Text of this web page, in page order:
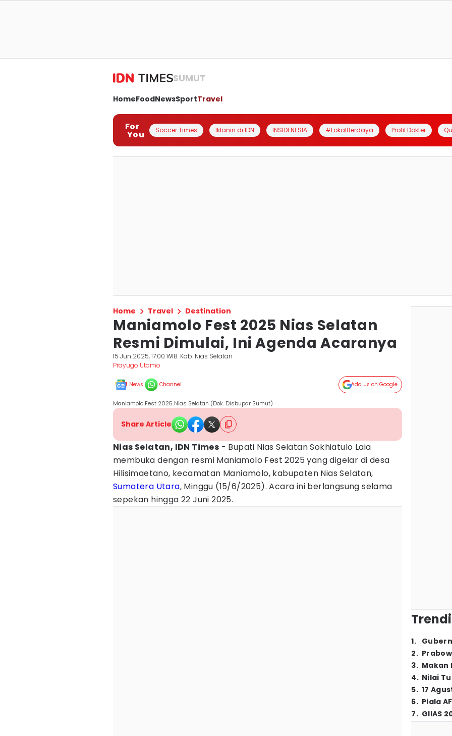
SUMUT
HomeFoodNewsSportTravel
For
You Soccer Times Iklanin di IDN INSIDENESIA #LokalBerdaya Profil Dokter
Home Travel Destination
Maniamolo Fest 2025 Nias Selatan
Resmi Dimulai, Ini Agenda Acaranya
15 Jun 2025, 17:00 WIB Kab. Nias Selatan
Prayugo Utomo
News Channel Add Us on Google
Maniamolo Fest 2025 Nias Selatan (Dok. Disbupar Sumut)
Share Article
Nias Selatan, IDN Times - Bupati Nias Selatan Sokhiatulo Laia
membuka dengan resmi Maniamolo Fest 2025 yang digelar di desa
Hilisimaetano, kecamatan Maniamolo, kabupaten Nias Selatan,
Sumatera Utara, Minggu (15/6/2025). Acara ini berlangsung selama
sepekan hingga 22 Juni 2025.
1.
2.
3. Makan
4. Nilai
5. 17
6. Piala
7. GIIAS